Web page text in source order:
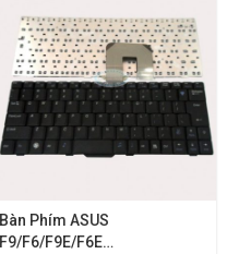
Bàn Phím ASUS
F9/F6/F9E/F6E…